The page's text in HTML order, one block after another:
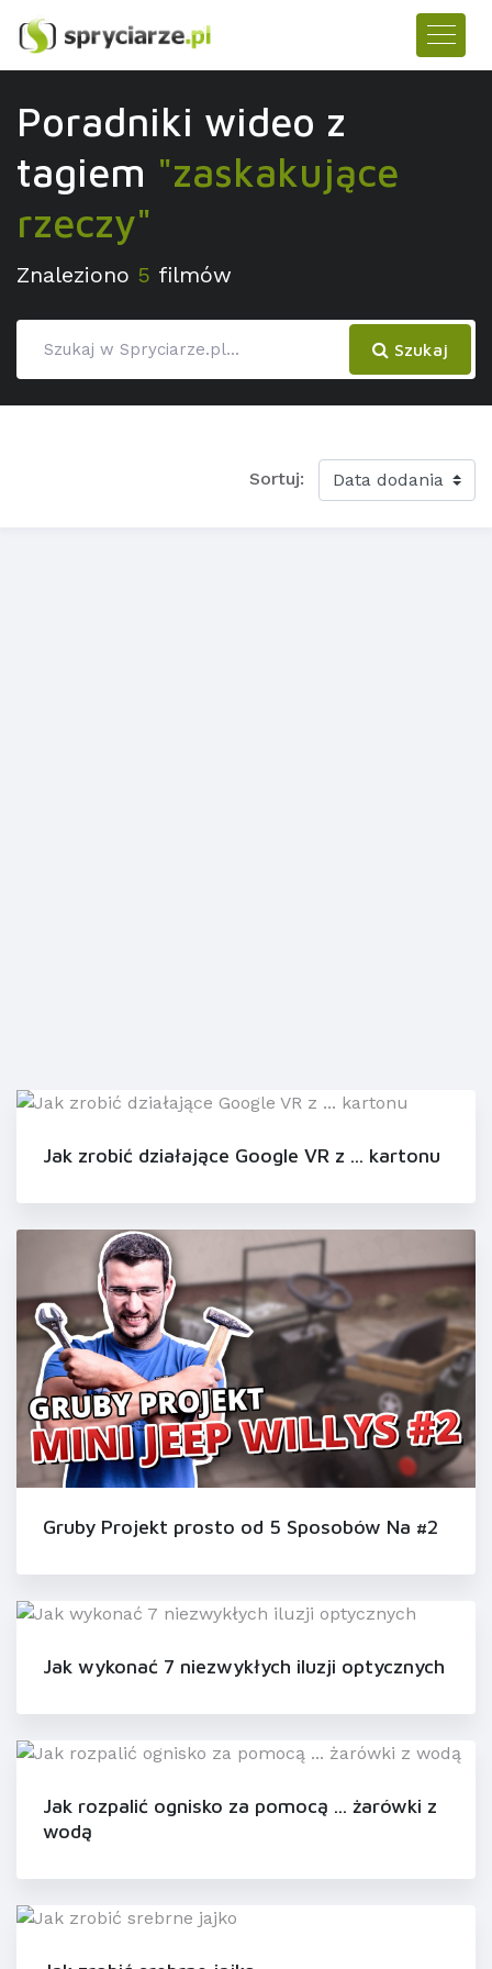
Poradniki wideo z
tagiem "zaskakujące
rzeczy"
Znaleziono 5 filmów
Szukaj
Sortuj:
Jak zrobić działające Google VR z ... kartonu
Gruby Projekt prosto od 5 Sposobów Na #2
Jak wykonać 7 niezwykłych iluzji optycznych
Jak rozpalić ognisko za pomocą ... żarówki z
wodą